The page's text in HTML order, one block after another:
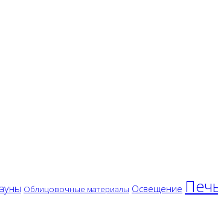
Облицовочные материалы Освещение